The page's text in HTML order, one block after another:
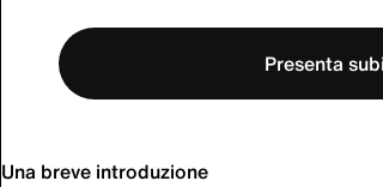
Presenta
Una breve introduzione